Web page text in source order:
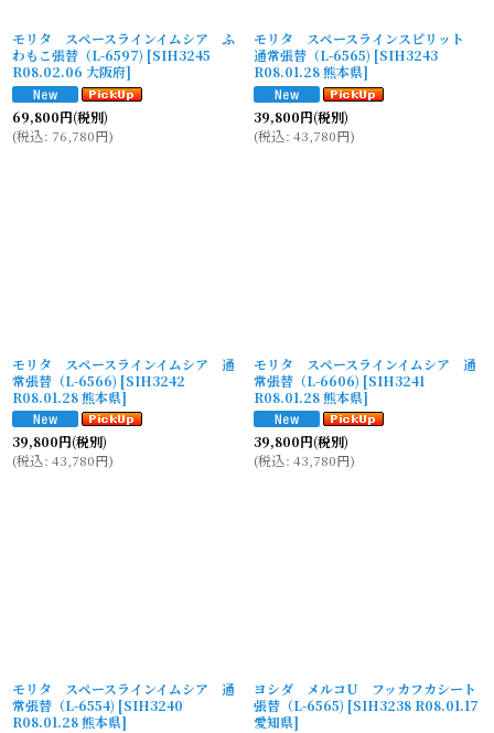
モリタ スペースラインイムシア ふ
わもこ張替（L-6597) [SIH3245
R08.02.06 大阪府]
69,800円(税別)
(税込: 76,780円)
モリタ スペースラインスピリット
通常張替（L-6565) [SIH3243
R08.01.28 熊本県]
39,800円(税別)
(税込: 43,780円)
モリタ スペースラインイムシア 通
常張替（L-6566) [SIH3242
R08.01.28 熊本県]
39,800円(税別)
(税込: 43,780円)
モリタ スペースラインイムシア 通
常張替（L-6606) [SIH3241
R08.01.28 熊本県]
39,800円(税別)
(税込: 43,780円)
モリタ スペースラインイムシア 通
常張替（L-6554) [SIH3240
R08.01.28 熊本県]
ヨシダ メルコU フッカフカシート
張替（L-6565) [SIH3238 R08.01.17
愛知県]